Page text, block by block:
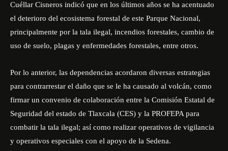
Cuéllar Cisneros indicó que en los últimos años se ha acentuado
el deterioro del ecosistema forestal de este Parque Nacional,
principalmente por la tala ilegal, incendios forestales, cambio de
uso de suelo, plagas y enfermedades forestales, entre otros.
Por lo anterior, las dependencias acordaron diversas estrategias
para contrarrestar el daño que se le ha causado al volcán, como
firmar un convenio de colaboración entre la Comisión Estatal de
Seguridad del estado de Tlaxcala (CES) y la PROFEPA para
combatir la tala ilegal; así como realizar operativos de vigilancia
y operativos especiales con el apoyo de la Sedena.